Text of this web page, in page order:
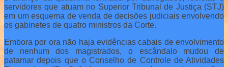
servidores que atuam no Superior Tribunal de Justiça (STJ)
em um esquema de venda de decisões judiciais envolvendo
os gabinetes de quatro ministros da Corte.
Embora por ora não haja evidências cabais de envolvimento
de nenhum dos magistrados, o escândalo mudou de
patamar depois que o Conselho de Controle de Atividades